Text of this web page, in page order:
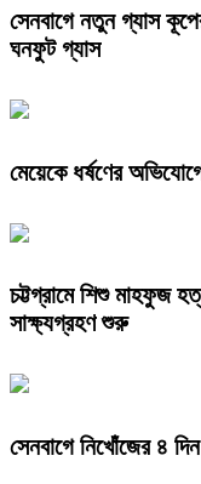
সেনবাগে নতুন গ্যাস
ঘনফুট গ্যাস
মেয়েকে ধর্ষণের
চট্টগ্রামে শিশু মাহফুজ
সাক্ষ্যগ্রহণ শুরু
সেনবাগে নিখোঁজের ৪